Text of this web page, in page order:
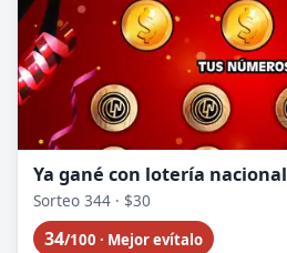
Ya gané con lotería nacional
Sorteo 344 · $30
34/100 · Mejor evítalo